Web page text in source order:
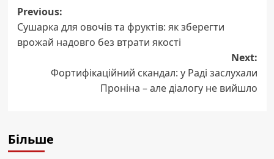
Post
navigation
Previous:
Сушарка для овочів та фруктів: як зберегти
врожай надовго без втрати якості
Next:
Фортифікаційний скандал: у Раді заслухали
Проніна – але діалогу не вийшло
Більше